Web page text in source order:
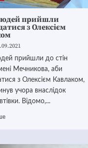
прийшли
з Олексієм
прийшли до стін
Мечникова, аби
з Олексієм Кавлаком,
учора внаслідок
Відомо,...